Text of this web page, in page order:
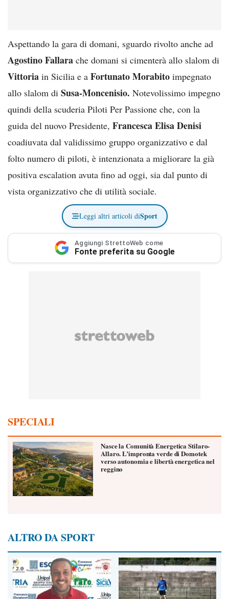
Aspettando la gara di domani, sguardo rivolto anche ad
Agostino Fallara che domani si cimenterà allo slalom di
Vittoria in Sicilia e a Fortunato Morabito impegnato
allo slalom di Susa-Moncenisio. Notevolissimo impegno
quindi della scuderia Piloti Per Passione che, con la
guida del nuovo Presidente, Francesca Elisa Denisi
coadiuvata dal validissimo gruppo organizzativo e dal
folto numero di piloti, è intenzionata a migliorare la già
positiva escalation avuta fino ad oggi, sia dal punto di
vista organizzativo che di utilità sociale.
Leggi altri articoli diSport
Aggiungi StrettoWeb come
Fonte preferita su Google
SPECIALI
Nasce la Comunità Energetica Stilaro-
Allaro. L’impronta verde di Domotek
verso autonomia e libertà energetica nel
reggino
ALTRO DA SPORT